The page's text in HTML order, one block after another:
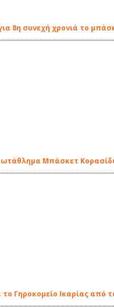
8η συνεχή χρονιά το
Μπάσκετ
Γηροκομείο Ικαρίας από